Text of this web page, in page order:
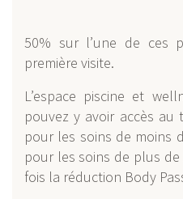
50% sur l’une de ces
première visite.
L’espace piscine et
pouvez y avoir accès au
pour les soins de moins
pour les soins de plus
fois la réduction Body